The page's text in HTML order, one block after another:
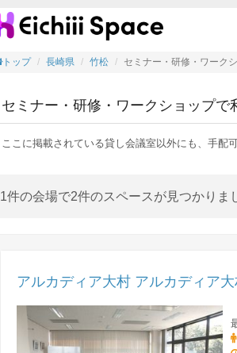
セミナ
トップ 長崎県 竹松 セミナー・研修・ワーク
セミナー・研修・ワークショップ
ここに掲載されている貸し会議室以外にも、手配
1件の会場で2件のスペースが見つかりま
アルカディア大村 アルカディア